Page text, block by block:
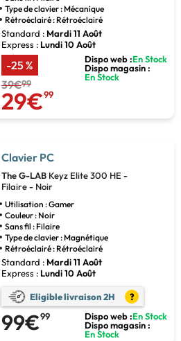
Type de clavier : Mécanique
Rétroéclairé : Rétroéclairé
Standard : Mardi 11 Août
Express : Lundi 10 Août
-25 %
39€99
29€99
Dispo web :En Stock
Dispo magasin :
En Stock
Clavier PC
The G-LAB Keyz Elite 300 HE -
Filaire - Noir
Utilisation : Gamer
Couleur : Noir
Sans fil : Filaire
Type de clavier : Magnétique
Rétroéclairé : Rétroéclairé
Standard : Mardi 11 Août
Express : Lundi 10 Août
Eligible livraison 2H ?
99€99 Dispo web :En Stock
Dispo magasin :
En Stock